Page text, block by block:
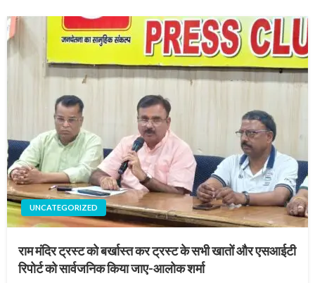
UNCATEGORIZED
राम मंदिर ट्रस्ट को बर्खास्त कर ट्रस्ट के सभी खातों और एसआईटी
रिपोर्ट को सार्वजनिक किया जाए-आलोक शर्मा